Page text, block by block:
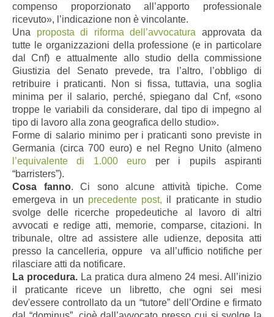
compenso proporzionato all’apporto professionale
ricevuto», l’indicazione non è vincolante.
Una proposta di riforma dell’avvocatura approvata da
tutte le organizzazioni della professione (e in particolare
dal Cnf) e attualmente allo studio della commissione
Giustizia del Senato prevede, tra l’altro, l’obbligo di
retribuire i praticanti. Non si fissa, tuttavia, una soglia
minima per il salario, perché, spiegano dal Cnf, «sono
troppe le variabili da considerare, dal tipo di impegno al
tipo di lavoro alla zona geografica dello studio».
Forme di salario minimo per i praticanti sono previste in
Germania (circa 700 euro) e nel Regno Unito (almeno
l’equivalente di 1.000 euro per i pupils aspiranti
“barristers”).
Cosa fanno. Ci sono alcune attività tipiche. Come
emergeva in un precedente post, il praticante in studio
svolge delle ricerche propedeutiche al lavoro di altri
avvocati e redige atti, memorie, comparse, citazioni. In
tribunale, oltre ad assistere alle udienze, deposita atti
presso la cancelleria, oppure
va all’ufficio notifiche per
rilasciare atti da notificare.
La procedura. La pratica dura almeno 24 mesi. All’inizio
il praticante riceve un libretto, che ogni sei mesi
dev'essere controllato da un “tutore” dell’Ordine e firmato